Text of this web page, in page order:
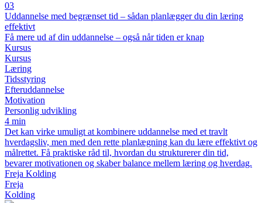
03
Uddannelse med begrænset tid – sådan planlægger du din læring
effektivt
Få mere ud af din uddannelse – også når tiden er knap
Kursus
Kursus
Læring
Tidsstyring
Efteruddannelse
Motivation
Personlig udvikling
4 min
Det kan virke umuligt at kombinere uddannelse med et travlt
hverdagsliv, men med den rette planlægning kan du lære effektivt og
målrettet. Få praktiske råd til, hvordan du strukturerer din tid,
bevarer motivationen og skaber balance mellem læring og hverdag.
Freja Kolding
Freja
Kolding